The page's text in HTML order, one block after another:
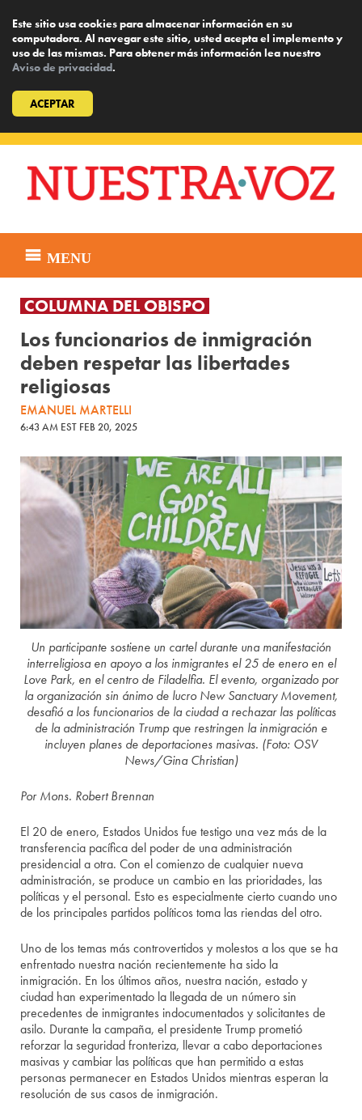
Este sitio usa cookies para almacenar información en su
computadora. Al navegar este sitio, usted acepta el implemento y
uso de las mismas. Para obtener más información lea nuestro
Aviso de privacidad.
ACEPTAR
content
MENU
COLUMNA DEL OBISPO
Los funcionarios de inmigración
deben respetar las libertades
religiosas
EMANUEL MARTELLI
6:43 AM EST FEB 20, 2025
Un participante sostiene un cartel durante una manifestación
interreligiosa en apoyo a los inmigrantes el 25 de enero en el
Love Park, en el centro de Filadelfia. El evento, organizado por
la organización sin ánimo de lucro New Sanctuary Movement,
desafió a los funcionarios de la ciudad a rechazar las políticas
de la administración Trump que restringen la inmigración e
incluyen planes de deportaciones masivas. (Foto: OSV
News/Gina Christian)
Por Mons. Robert Brennan
El 20 de enero, Estados Unidos fue testigo una vez más de la
transferencia pacífica del poder de una administración
presidencial a otra. Con el comienzo de cualquier nueva
administración, se produce un cambio en las prioridades, las
políticas y el personal. Esto es especialmente cierto cuando uno
de los principales partidos políticos toma las riendas del otro.
Uno de los temas más controvertidos y molestos a los que se ha
enfrentado nuestra nación recientemente ha sido la
inmigración. En los últimos años, nuestra nación, estado y
ciudad han experimentado la llegada de un número sin
precedentes de inmigrantes indocumentados y solicitantes de
asilo. Durante la campaña, el presidente Trump prometió
reforzar la seguridad fronteriza, llevar a cabo deportaciones
masivas y cambiar las políticas que han permitido a estas
personas permanecer en Estados Unidos mientras esperan la
resolución de sus casos de inmigración.